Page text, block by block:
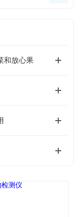
和放心果